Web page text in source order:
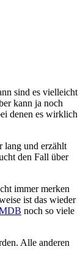
sind es vielleicht
kann ja noch
denen es wirklich
lang und erzählt
den Fall über
immer merken
ist das wieder
noch so viele
Alle anderen